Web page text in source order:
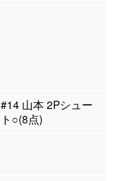
#14 山本 2Pシュー
ト○(8点)